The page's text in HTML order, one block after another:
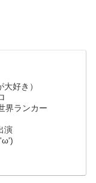
好き）
界ランカー
演